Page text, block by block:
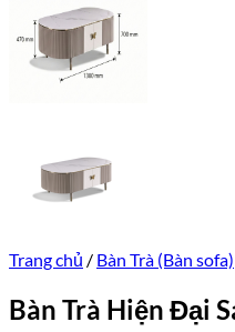
Trang chủ / Bàn Trà (Bàn sofa)
Bàn Trà Hiện Đại